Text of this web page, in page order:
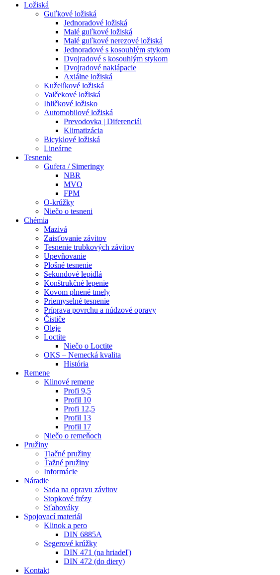
Ložiská
Guľkové ložiská
Jednoradové ložiská
Malé guľkové ložiská
Malé guľkové nerezové ložiská
Jednoradové s kosouhlým stykom
Dvojradové s kosouhlým stykom
Dvojradové naklápacie
Axiálne ložiská
Kuželíkové ložiská
Valčekové ložiská
Ihličkové ložisko
Automobilové ložiská
Prevodovka | Diferenciál
Klimatizácia
Bicyklové ložiská
Lineárne
Tesnenie
Gufera / Simeringy
NBR
MVQ
FPM
O-krúžky
Niečo o tesneni
Chémia
Mazivá
Zaisťovanie závitov
Tesnenie trubkových závitov
Upevňovanie
Plošné tesnenie
Sekundové lepidlá
Konštrukčné lepenie
Kovom plnené tmely
Priemyselné tesnenie
Príprava povrchu a núdzové opravy
Čističe
Oleje
Loctite
Niečo o Loctite
OKS – Nemecká kvalita
História
Remene
Klinové remene
Profi 9,5
Profil 10
Profi 12,5
Profil 13
Profil 17
Niečo o remeňoch
Pružiny
Tlačné pružiny
Ťažné pružiny
Informácie
Náradie
Sada na opravu závitov
Stopkové frézy
Sťahováky
Spojovací materiál
Klinok a pero
DIN 6885A
Segerové krúžky
DIN 471 (na hriadeľ)
DIN 472 (do diery)
Kontakt